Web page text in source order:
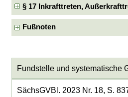
§ 17 Inkrafttreten,
Fußnoten
Fundstelle und systematische
SächsGVBl. 2023 Nr. 18, S.